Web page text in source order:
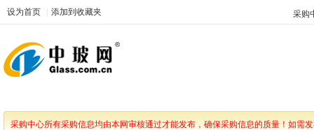
设为首页 添加到收藏夹 采购
采购中心所有采购信息均由本网审核通过才能发布，确保采购信息的质量！如需